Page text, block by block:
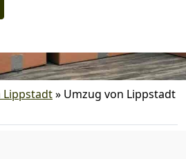
Lippstadt» Umzug von Lippstadt